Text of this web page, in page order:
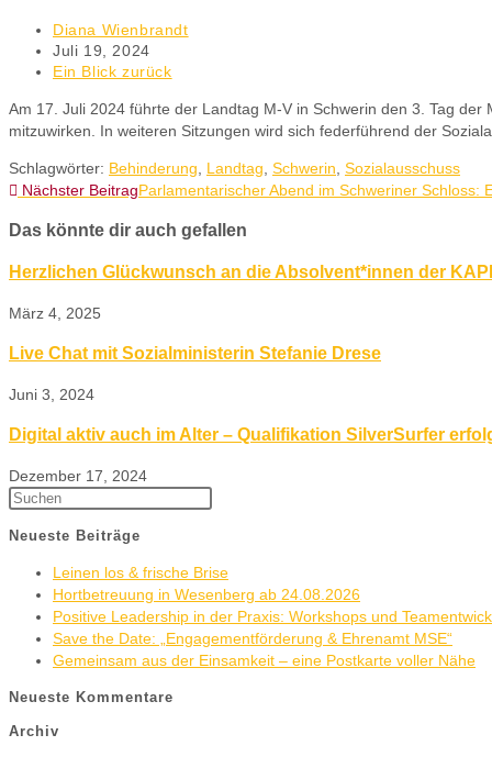
Diana Wienbrandt
Juli 19, 2024
Ein Blick zurück
Am 17. Juli 2024 führte der Landtag M-V in Schwerin den 3. Tag
mitzuwirken. In weiteren Sitzungen wird sich federführend der
Schlagwörter: Behinderung Landtag Schwerin Sozialausschuss
Nächster BeitragParlamentarischer Abend im Schweriner Schloss:
Das könnte dir auch gefallen
Herzlichen Glückwunsch an die Absolvent*innen der
März 4, 2025
Live Chat mit Sozialministerin Stefanie Drese
Juni 3, 2024
Digital aktiv auch im Alter – Qualifikation SilverSurfer
Dezember 17, 2024
Neueste Beiträge
Leinen los & frische Brise
Hortbetreuung in Wesenberg ab 24.08.2026
Positive Leadership in der Praxis: Workshops und
Save the Date: „Engagementförderung & Ehrenamt MSE“
Gemeinsam aus der Einsamkeit – eine Postkarte voller Nähe
Neueste Kommentare
Archiv